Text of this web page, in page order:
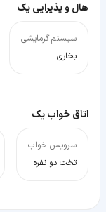
هال و پذیرایی یک
سیستم گرمایشی
بخاری
اتاق خواب یک
سرویس خواب
تخت دو نفره